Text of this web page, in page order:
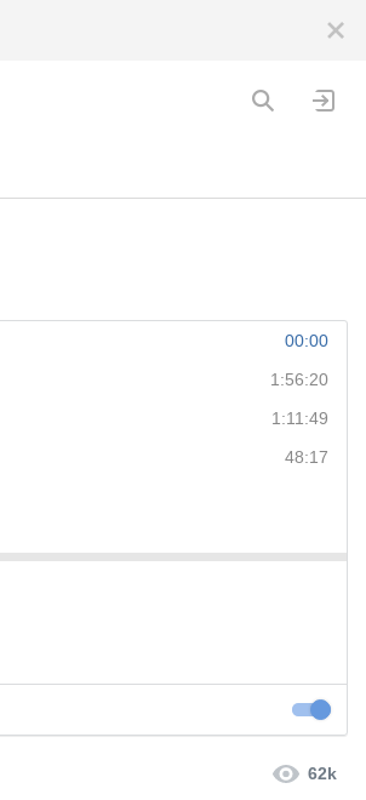
00:00
1:56:20
1:11:49
48:17
62k